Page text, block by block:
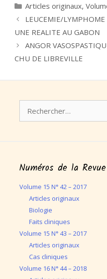
Catégories
Articles originaux,
LEUCEMIE/
UNE REALITE AU GABON
ANGOR
CHU DE LIBREVILLE
Numéros de la Revue
Volume 15 N° 42 – 2017
Articles originaux
Biologie
Faits cliniques
Volume 15 N° 43 – 2017
Articles originaux
Cas cliniques
Volume 16 N° 44 – 2018